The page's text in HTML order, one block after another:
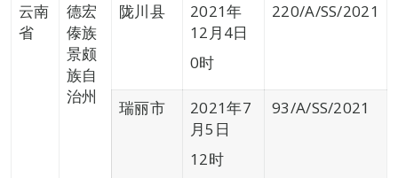
云南
省
德宏
傣族
景颇
族自
治州
陇川县
2021年
12月4日
0时
220/A/SS/2021
瑞丽市
2021年7
月5日
12时
93/A/SS/2021